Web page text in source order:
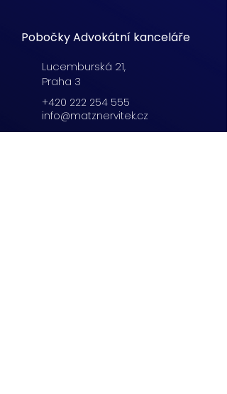
Pobočky Advokátní kanceláře
Lucemburská 21,
Praha 3
+420 222 254 555
info@matznervitek.cz